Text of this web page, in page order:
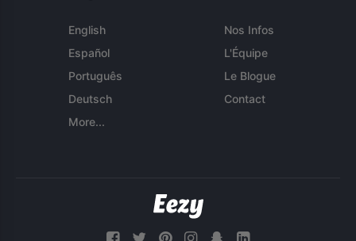
English
Español
Português
Deutsch
More...
Nos Infos
L'Équipe
Le Blogue
Contact